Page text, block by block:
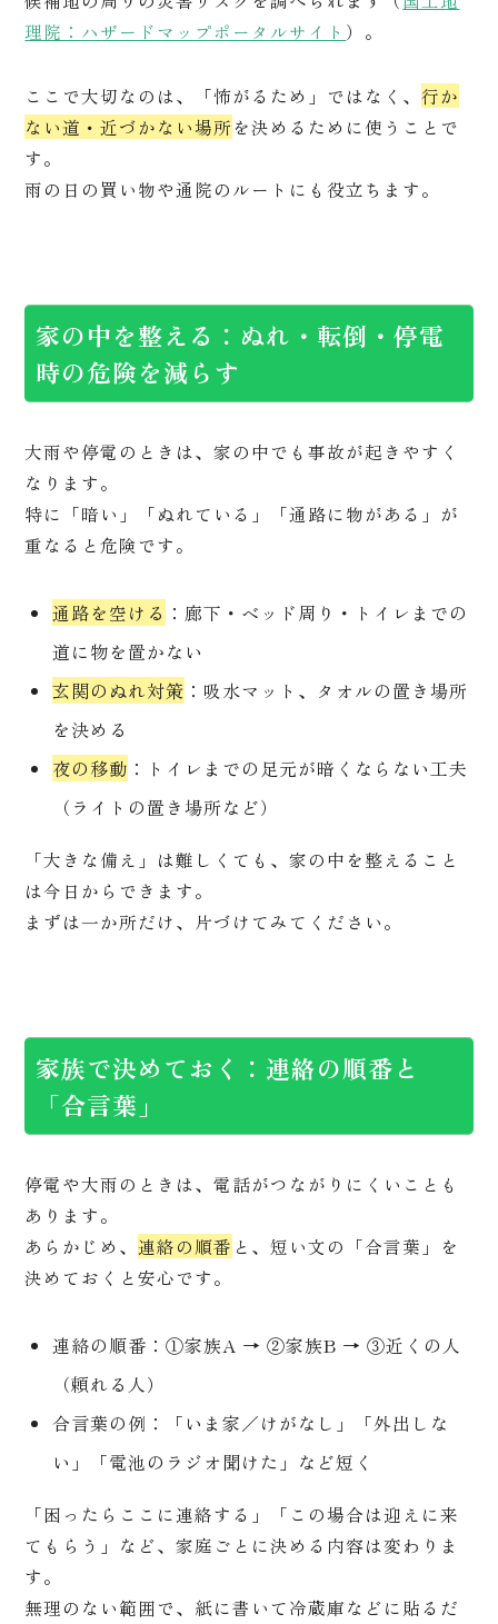
理院：ハザードマップポータルサイト ）。
ここで大切なのは、「怖がるため」ではなく、行か
ない道・近づかない場所 を決めるために使うことで
す。
雨の日の買い物や通院のルートにも役立ちます。
家の中を整える：ぬれ・転倒・停電
時の危険を減らす
大雨や停電のときは、家の中でも事故が起きやすく
なります。
特に「暗い」「ぬれている」「通路に物がある」が
重なると危険です。
通路を空ける ：廊下・ベッド周り・トイレまでの
道に物を置かない
玄関のぬれ対策 ：吸水マット、タオルの置き場所
を決める
夜の移動 ：トイレまでの足元が暗くならない工夫
（ライトの置き場所など）
「大きな備え」は難しくても、家の中を整えること
は今日からできます。
まずは一か所だけ、片づけてみてください。
家族で決めておく：連絡の順番と
「合言葉」
停電や大雨のときは、電話がつながりにくいことも
あります。
あらかじめ、連絡の順番 と、短い文の「合言葉」を
決めておくと安心です。
連絡の順番：①家族A → ②家族B → ③近くの人
（頼れる人）
合言葉の例：「いま家／けがなし」「外出しな
い」「電池のラジオ聞けた」など短く
「困ったらここに連絡する」「この場合は迎えに来
てもらう」など、家庭ごとに決める内容は変わりま
す。
無理のない範囲で、紙に書いて冷蔵庫などに貼るだ